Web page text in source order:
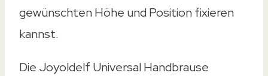
gewünschten Höhe und Position fixieren
kannst.
Die Joyoldelf Universal Handbrause